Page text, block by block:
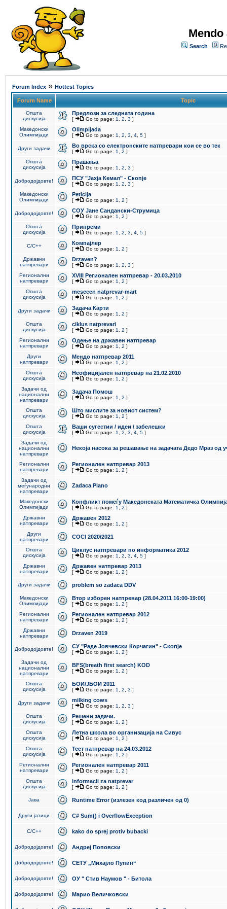
Search
Forum Index » Hottest Topics
Forum Name Topic
Општа
дискусија
Предлози за следната година
[ Go to page: 1 2 3 ]
Македонски
Олимпијади
Olimpijada
[ Go to page: 1 2 3 4 5 ]
Други задачи Во врска со електронските натпревари кои се во тек
[ Go to page: 1 2 ]
Општа
дискусија
Прашања
[ Go to page: 1 2 3 ]
Добродојдовте! ПCУ "Јахја Кемал" - Скопје
[ Go to page: 1 2 3 ]
Македонски
Олимпијади
Peticija
[ Go to page: 1 2 ]
Добродојдовте! СОУ Јане Сандански-Струмица
[ Go to page: 1 2 ]
Општа
дискусија
Припреми
[ Go to page: 1 2 3 4 5 ]
C/C++ Компајлер
[ Go to page: 1 2 ]
Државни
натпревари
Drzaven?
[ Go to page: 1 2 3 ]
Регионални
натпревари
XVIII Регионален натпревар - 20.03.2010
[ Go to page: 1 2 ]
Општа
дискусија
mesecen natprevar-mart
[ Go to page: 1 2 ]
Други задачи Задача Карти
[ Go to page: 1 2 ]
Општа
дискусија
ciklus natprevari
[ Go to page: 1 2 ]
Регионални
натпревари
Одење на државен натпревар
[ Go to page: 1 2 ]
Други
натпревари
Мендо натпревар 2011
[ Go to page: 1 2 ]
Општа
дискусија
Неофицијален натпревар на 21.02.2010
[ Go to page: 1 2 ]
Задачи од
национални
натпревари
Задача Помош
[ Go to page: 1 2 ]
Општа
дискусија
Што мислите за новиот систем?
[ Go to page: 1 2 ]
Општа
дискусија
Ваши сугестии / идеи / забелешки
[ Go to page: 1 2 3 4 5 ]
Задачи од
национални
натпревари
Некоја насока за решавање на задачата Дедо Мраз од
Регионални
натпревари
Регионален натпревар 2013
[ Go to page: 1 2 ]
Задачи од
меѓународни
натпревари
Zadaca Piano
Македонски
Олимпијади
Конфликт помеѓу Македонската Математичка
[ Go to page: 1 2 ]
Државни
натпревари
Државен 2012
[ Go to page: 1 2 ]
Други
натпревари
COCI 2020/2021
Општа
дискусија
Циклус натпревари по информатика 2012
[ Go to page: 1 2 3 4 5 ]
Државни
натпревари
Државен натпревар 2013
[ Go to page: 1 2 ]
Други задачи problem so zadaca DDV
Македонски
Олимпијади
Втор изборен натпревар (28.04.2011 16:00-19:00)
[ Go to page: 1 2 ]
Регионални
натпревари
Регионален натпревар 2012
[ Go to page: 1 2 ]
Државни
натпревари
Drzaven 2019
Добродојдовте! СУ "Раде Јовчевски Корчагин" - Скопје
[ Go to page: 1 2 ]
Задачи од
национални
натпревари
BFS(breath first search) KOD
[ Go to page: 1 2 ]
Општа
дискусија
БОИ/ЈБОИ 2011
[ Go to page: 1 2 3 ]
Други задачи milking cows
[ Go to page: 1 2 3 ]
Општа
дискусија
Решени задачи.
[ Go to page: 1 2 ]
Општа
дискусија
Летна школа во организација на Сивус
[ Go to page: 1 2 ]
Општа
дискусија
Тест натпревар на 24.03.2012
[ Go to page: 1 2 ]
Регионални
натпревари
Регионален натпревар 2011
[ Go to page: 1 2 ]
Општа
дискусија
informacii za natprevar
[ Go to page: 1 2 ]
Јава Runtime Error (излезен код различен од 0)
Други јазици C# Sum() i OverflowException
C/C++ kako do sprej protiv bubacki
Добродојдовте! Андреј Поповски
Добродојдовте! СЕТУ „Михајло Пупин“
Добродојдовте! ОУ " Стив Наумов " - Битола
Добродојдовте! Марио Величковски